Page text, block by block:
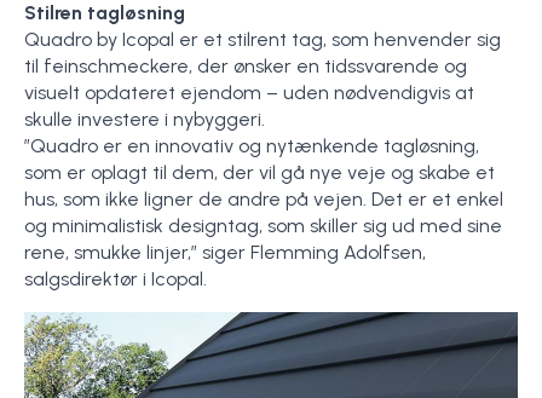
Stilren tagløsning
Quadro by Icopal er et stilrent tag, som henvender sig
til feinschmeckere, der ønsker en tidssvarende og
visuelt opdateret ejendom – uden nødvendigvis at
skulle investere i nybyggeri.
”Quadro er en innovativ og nytænkende tagløsning,
som er oplagt til dem, der vil gå nye veje og skabe et
hus, som ikke ligner de andre på vejen. Det er et enkel
og minimalistisk designtag, som skiller sig ud med sine
rene, smukke linjer,” siger Flemming Adolfsen,
salgsdirektør i Icopal.